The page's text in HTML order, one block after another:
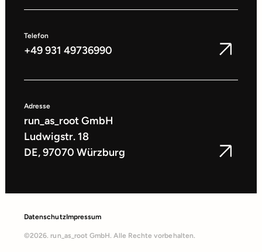
Telefon
+49 931 49736990
Adresse
run_as_root GmbH
Ludwigstr. 18
DE, 97070 Würzburg
DatenschutzImpressum
©2026. run_as_root GmbH. Alle Rechte vorbehalten.